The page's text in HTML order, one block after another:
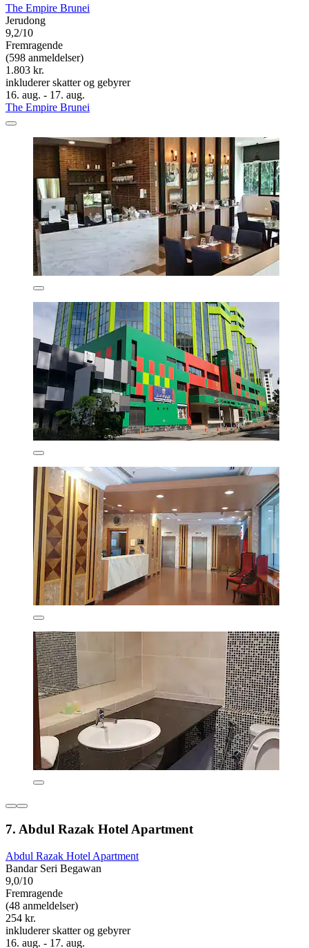
The Empire Brunei
Jerudong
9,2/10
Fremragende
(598 anmeldelser)
1.803 kr.
inkluderer skatter og gebyrer
16. aug. - 17. aug.
The Empire Brunei
7. Abdul Razak Hotel Apartment
Abdul Razak Hotel Apartment
Bandar Seri Begawan
9,0/10
Fremragende
(48 anmeldelser)
254 kr.
inkluderer skatter og gebyrer
16. aug. - 17. aug.